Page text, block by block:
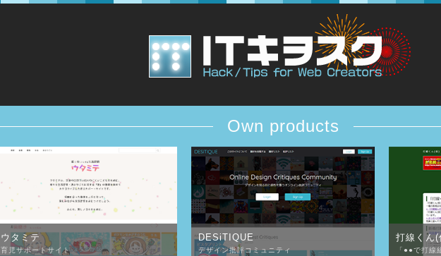
Own products
ウタミテ
育児サポートサイト
DESiTIQUE
デザイン批評コミュニティ
打線くん(
「●●で打線